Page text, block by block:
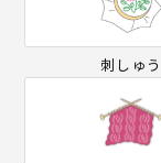
刺しゅう